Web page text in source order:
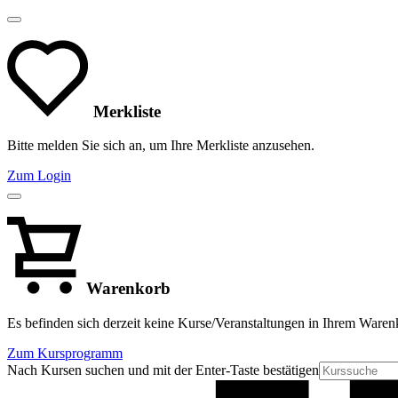
Merkliste
Bitte melden Sie sich an, um Ihre Merkliste anzusehen.
Zum Login
Warenkorb
Es befinden sich derzeit keine Kurse/Veranstaltungen in Ihrem
Zum Kursprogramm
Nach Kursen suchen und mit der Enter-Taste bestätigen